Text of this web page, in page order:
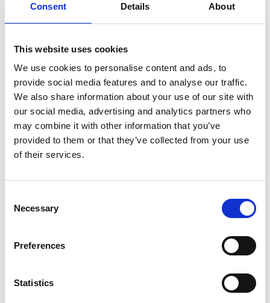
Consent Details About
This website uses cookies
We use cookies to personalise content and ads, to
provide social media features and to analyse our traffic.
We also share information about your use of our site with
our social media, advertising and analytics partners who
may combine it with other information that you’ve
provided to them or that they’ve collected from your use
of their services.
Selection
Necessary
Preferences
Statistics
maar net van start.
bedrijven op 1 april gecertificeerd
Begin 2023 was de verwachting dat tegen de 500 bedrijven
gooide wat roet in het eten. Dit bedrijf zou een alternatief
op zelf certificeren bieden en was vooral aantrekkelijk voor
kleinere bedrijven. Helaas trok het zich half maart terug. De